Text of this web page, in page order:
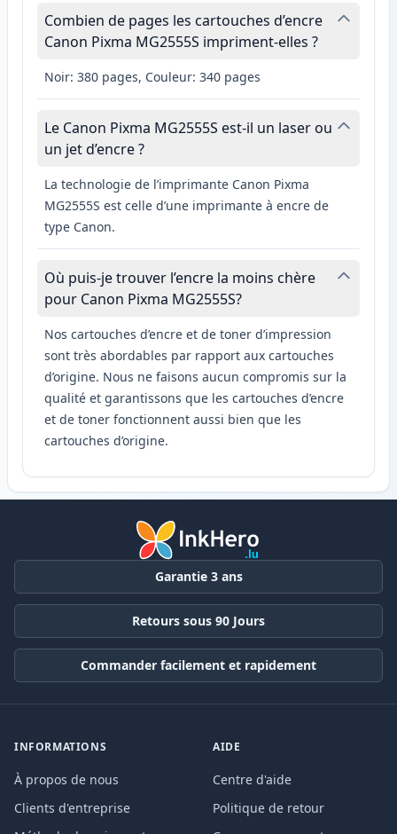
Combien de pages les cartouches d’encre
Canon Pixma MG2555S impriment-elles ?
Noir: 380 pages, Couleur: 340 pages
Le Canon Pixma MG2555S est-il un laser ou
un jet d’encre ?
La technologie de l’imprimante Canon Pixma
MG2555S est celle d’une imprimante à encre de
type Canon.
Où puis-je trouver l’encre la moins chère
pour Canon Pixma MG2555S?
Nos cartouches d’encre et de toner d’impression
sont très abordables par rapport aux cartouches
d’origine. Nous ne faisons aucun compromis sur la
qualité et garantissons que les cartouches d’encre
et de toner fonctionnent aussi bien que les
cartouches d’origine.
Garantie 3 ans
Retours sous 90 Jours
Commander facilement et rapidement
INFORMATIONS
À propos de nous
Clients d'entreprise
AIDE
Centre d'aide
Politique de retour